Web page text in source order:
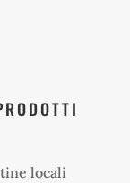
locali